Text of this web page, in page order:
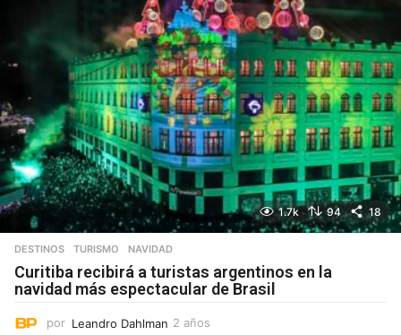
1.7k 94 18
DESTINOS ,TURISMO NAVIDAD
Curitiba recibirá a turistas argentinos en la
navidad más espectacular de Brasil
por Leandro Dahlman 2 años